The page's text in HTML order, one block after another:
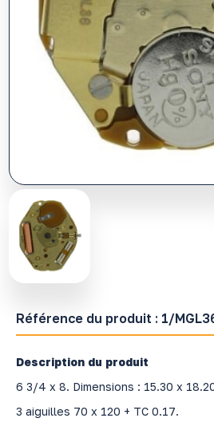
Référence du produit : 1/
Description du produit
6 3/4 x 8. Dimensions : 15.30 x
3 aiguilles 70 x 120 + TC 0.17.